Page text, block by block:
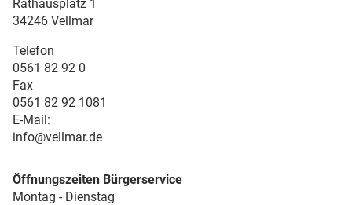
Rathausplatz 1
34246 Vellmar
Telefon
0561 82 92 0
Fax
0561 82 92 1081
E-Mail:
info@vellmar.de
Öffnungszeiten Bürgerservice
Montag - Dienstag